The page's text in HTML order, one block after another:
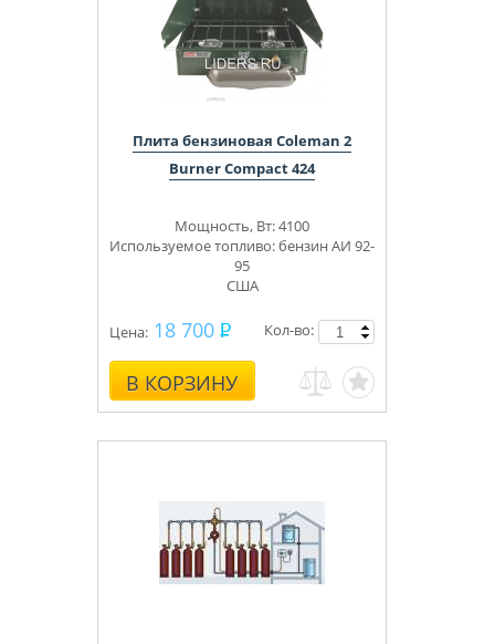
Плита бензиновая Coleman 2
Burner Compact 424
Мощность, Вт: 4100
Используемое топливо: бензин АИ 92-
95
США
Цена: 18 700
В КОРЗИНУ
Кол-во: